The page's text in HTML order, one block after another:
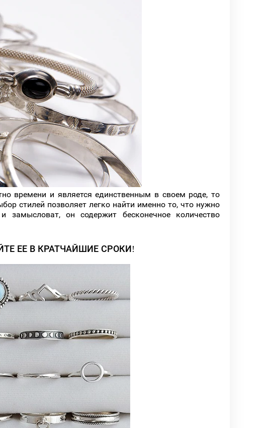
времени и является единственным в своем роде, то
стилей позволяет легко найти именно то, что нужно
он содержит бесконечное количество
ЕЕ В КРАТЧАЙШИЕ СРОКИ!